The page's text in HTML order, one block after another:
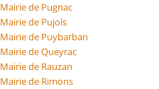
Mairie de Pugnac
Mairie de Pujols
Mairie de Puybarban
Mairie de Queyrac
Mairie de Rauzan
Mairie de Rimons